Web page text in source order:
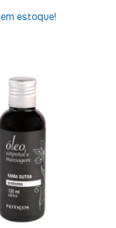
em estoque!